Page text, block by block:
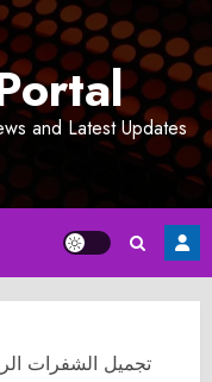
and Latest Updates
تجميل الشفرات